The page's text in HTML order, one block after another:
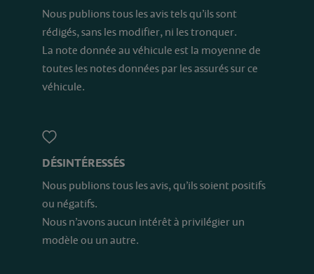
Nous publions tous les avis tels qu’ils sont
rédigés, sans les modifier, ni les tronquer.
La note donnée au véhicule est la moyenne de
toutes les notes données par les assurés sur ce
véhicule.
DÉSINTÉRESSÉS
Nous publions tous les avis, qu’ils soient positifs
ou négatifs.
Nous n’avons aucun intérêt à privilégier un
modèle ou un autre.